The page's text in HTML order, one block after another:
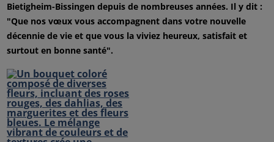
Bietigheim-Bissingen depuis de nombreuses années. Il y dit :
"Que nos vœux vous accompagnent dans votre nouvelle
décennie de vie et que vous la viviez heureux, satisfait et
surtout en bonne santé".